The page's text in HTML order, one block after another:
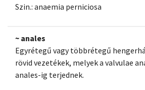
Szin.: anaemia perniciosa
~ anales
Egyrétegű vagy többrétegű
rövid vezetékek, melyek a valvulae
anales-ig terjednek.